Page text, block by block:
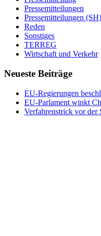
Pressemitteilungen
Pressemitteilungen (SH)
Reden
Sonstiges
TERREG
Wirtschaft und Verkehr
Neueste Beiträge
EU-Regierungen
EU-Parlament winkt
Verfahrenstrick vor der